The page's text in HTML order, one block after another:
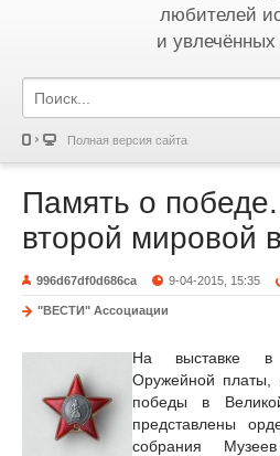
любителей
и
Полная версия сайта
Память о
второй мировой
996d67df0d686ca 9-04-2015, 15:35
"ВЕСТИ" Ассоциации
На выставке в
Оружейной платы,
победы в
представлены
собрания